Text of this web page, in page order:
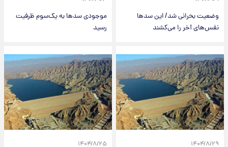
وضعیت بحرانی شد/ این سدها
نفس‌های آخر را می‌کشند
موجودی سدها به یک‌سوم ظرفیت
رسید
۱۴۰۴/۸/۲۹ ۱۴۰۴/۸/۲۵